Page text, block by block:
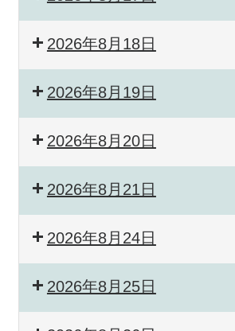
2026年8月18日
2026年8月19日
2026年8月20日
2026年8月21日
2026年8月24日
2026年8月25日